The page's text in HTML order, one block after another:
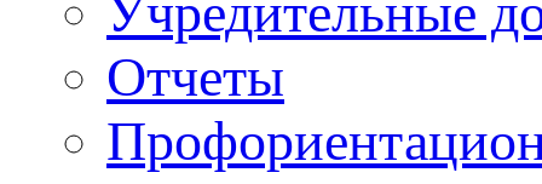
Учредительные
Отчеты